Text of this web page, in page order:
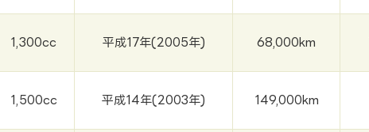
1,300cc 平成17年(2005年) 68,000km
1,500cc 平成14年(2003年) 149,000km